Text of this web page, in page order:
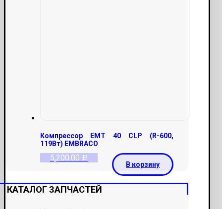
Компрессор EMT 40 CLP (R-600,
119Вт) EMBRACO
5,200.00 Р
В корзину
КАТАЛОГ ЗАПЧАСТЕЙ